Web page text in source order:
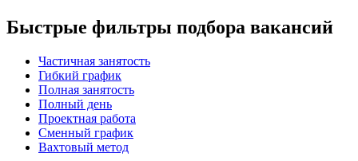
Быстрые фильтры подбора вакансий
Частичная занятость
Гибкий график
Полная занятость
Полный день
Проектная работа
Сменный график
Вахтовый метод